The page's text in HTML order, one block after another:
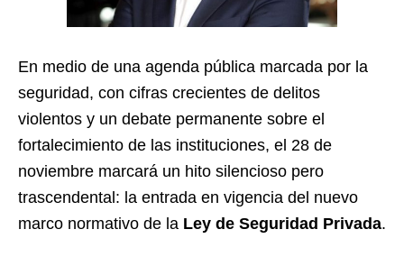
En medio de una agenda pública marcada por la
seguridad, con cifras crecientes de delitos
violentos y un debate permanente sobre el
fortalecimiento de las instituciones, el 28 de
noviembre marcará un hito silencioso pero
trascendental: la entrada en vigencia del nuevo
marco normativo de la Ley de Seguridad Privada.